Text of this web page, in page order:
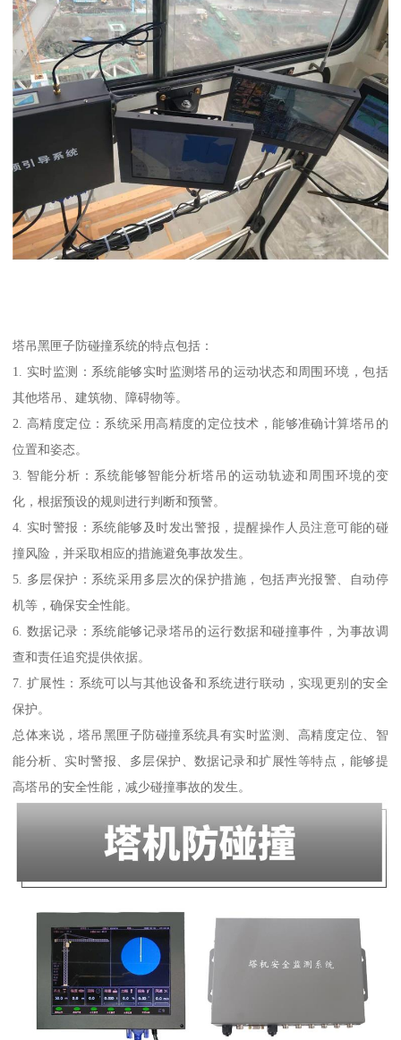
塔吊黑匣子防碰撞系统的特点包括：
1. 实时监测：系统能够实时监测塔吊的运动状态和周围环境，包括
其他塔吊、建筑物、障碍物等。
2. 高精度定位：系统采用高精度的定位技术，能够准确计算塔吊的
位置和姿态。
3. 智能分析：系统能够智能分析塔吊的运动轨迹和周围环境的变
化，根据预设的规则进行判断和预警。
4. 实时警报：系统能够及时发出警报，提醒操作人员注意可能的碰
撞风险，并采取相应的措施避免事故发生。
5. 多层保护：系统采用多层次的保护措施，包括声光报警、自动停
机等，确保安全性能。
6. 数据记录：系统能够记录塔吊的运行数据和碰撞事件，为事故调
查和责任追究提供依据。
7. 扩展性：系统可以与其他设备和系统进行联动，实现更别的安全
保护。
总体来说，塔吊黑匣子防碰撞系统具有实时监测、高精度定位、智
能分析、实时警报、多层保护、数据记录和扩展性等特点，能够提
高塔吊的安全性能，减少碰撞事故的发生。